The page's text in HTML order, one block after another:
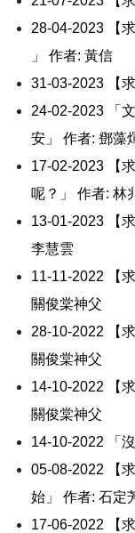
28-04-2023 【
」
作者: 黃信
31-03-2023 【
24-02-2023 「
安」
作者: 鄧藻
17-02-2023 【
呢？」
作者: 林
13-01-2023 【
李慧雲
11-11-2022 【
關俊棠神父
28-10-2022 【
關俊棠神父
14-10-2022 【
關俊棠神父
14-10-2022 「
05-08-2022 【
始」
作者: 石定
17-06-2022 【